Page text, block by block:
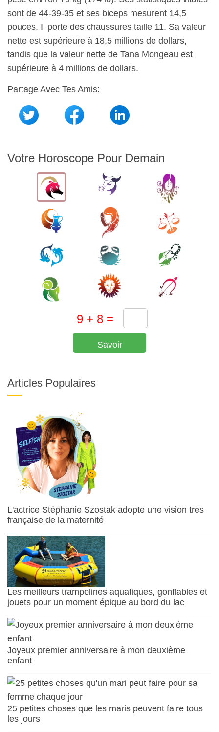
sont de 44-39-35 et ses biceps mesurent 14,5
pouces. Il porte des chaussures taille 11. Sa valeur
nette est supérieure à 18,5 millions de dollars,
tandis que la valeur nette de Tana Mongeau est
supérieure à 4 millions de dollars.
Partage Avec Tes Amis:
Votre Horoscope Pour Demain
Savoir
Articles Populaires
L'actrice Stéphanie Szostak adopte une vision très
française de la maternité
Les meilleurs trampolines aquatiques, gonflables et
jouets pour un moment épique au bord du lac
Joyeux premier anniversaire à mon deuxième
enfant
25 petites choses que les maris peuvent faire tous
les jours